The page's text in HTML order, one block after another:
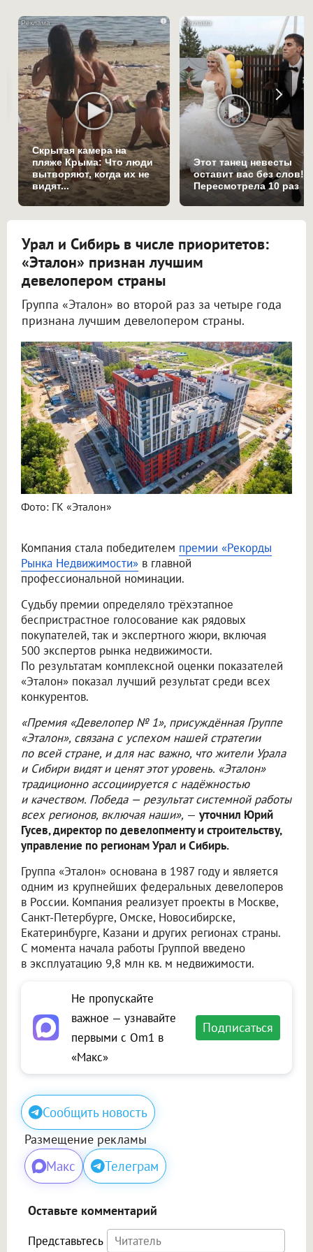
i
Скрытая камера на
пляже Крыма: Что люди
вытворяют, когда их не
видят...
Этот танец невесты
оставит вас без слов!
Пересмотрела 10 раз
Урал и Сибирь в числе приоритетов:
«Эталон» признан лучшим
девелопером страны
Группа «Эталон» во второй раз за четыре года
признана лучшим девелопером страны.
Фото: ГК «Эталон»
Компания стала победителем премии «Рекорды
Рынка Недвижимости» в главной
профессиональной номинации.
Судьбу премии определяло трёхэтапное
беспристрастное голосование как рядовых
покупателей, так и экспертного жюри, включая
500 экспертов рынка недвижимости.
По результатам комплексной оценки показателей
«Эталон» показал лучший результат среди всех
конкурентов.
«Премия «Девелопер № 1», присуждённая Группе
«Эталон», связана с успехом нашей стратегии
по всей стране, и для нас важно, что жители Урала
и Сибири видят и ценят этот уровень. «Эталон»
традиционно ассоциируется с надёжностью
и качеством. Победа — результат системной работы
всех регионов, включая наши», — уточнил Юрий
Гусев, директор по девелопменту и строительству,
управление по регионам Урал и Сибирь.
Группа «Эталон» основана в 1987 году и является
одним из крупнейших федеральных девелоперов
в России. Компания реализует проекты в Москве,
Санкт-Петербурге, Омске, Новосибирске,
Екатеринбурге, Казани и других регионах страны.
С момента начала работы Группой введено
в эксплуатацию 9,8 млн кв. м недвижимости.
Не пропускайте
важное — узнавайте
первыми с Om1 в
«Макс»
Подписаться
Сообщить новость
Размещение рекламы
Макс Телеграм
Оставьте комментарий
Представьтесь